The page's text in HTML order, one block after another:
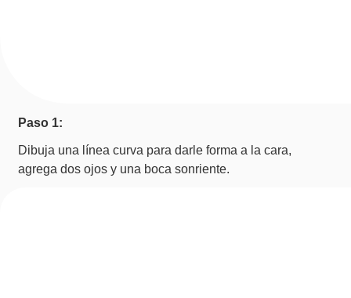
Paso 1:
Dibuja una línea curva para darle forma a la cara,
agrega dos ojos y una boca sonriente.